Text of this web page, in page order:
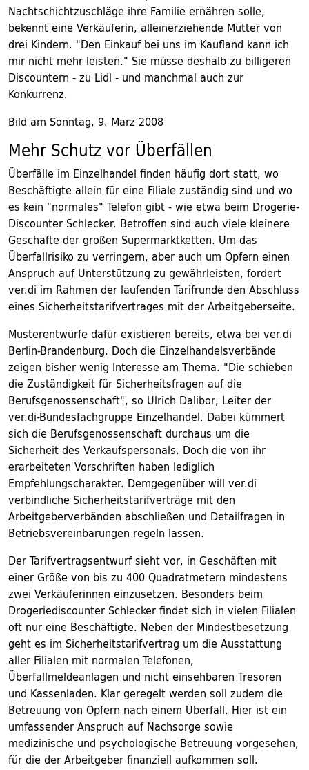
Nachtschichtzuschläge ihre Familie ernähren solle,
bekennt eine Verkäuferin, alleinerziehende Mutter von
drei Kindern. "Den Einkauf bei uns im Kaufland kann ich
mir nicht mehr leisten." Sie müsse deshalb zu billigeren
Discountern - zu Lidl - und manchmal auch zur
Konkurrenz.
Bild am Sonntag, 9. März 2008
Mehr Schutz vor Überfällen
Überfälle im Einzelhandel finden häufig dort statt, wo
Beschäftigte allein für eine Filiale zuständig sind und wo
es kein "normales" Telefon gibt - wie etwa beim Drogerie-
Discounter Schlecker. Betroffen sind auch viele kleinere
Geschäfte der großen Supermarktketten. Um das
Überfallrisiko zu verringern, aber auch um Opfern einen
Anspruch auf Unterstützung zu gewährleisten, fordert
ver.di im Rahmen der laufenden Tarifrunde den Abschluss
eines Sicherheitstarifvertrages mit der Arbeitgeberseite.
Musterentwürfe dafür existieren bereits, etwa bei ver.di
Berlin-Brandenburg. Doch die Einzelhandelsverbände
zeigen bisher wenig Interesse am Thema. "Die schieben
die Zuständigkeit für Sicherheitsfragen auf die
Berufsgenossenschaft", so Ulrich Dalibor, Leiter der
ver.di-Bundesfachgruppe Einzelhandel. Dabei kümmert
sich die Berufsgenossenschaft durchaus um die
Sicherheit des Verkaufspersonals. Doch die von ihr
erarbeiteten Vorschriften haben lediglich
Empfehlungscharakter. Demgegenüber will ver.di
verbindliche Sicherheitstarifverträge mit den
Arbeitgeberverbänden abschließen und Detailfragen in
Betriebsvereinbarungen regeln lassen.
Der Tarifvertragsentwurf sieht vor, in Geschäften mit
einer Größe von bis zu 400 Quadratmetern mindestens
zwei Verkäuferinnen einzusetzen. Besonders beim
Drogeriediscounter Schlecker findet sich in vielen Filialen
oft nur eine Beschäftigte. Neben der Mindestbesetzung
geht es im Sicherheitstarifvertrag um die Ausstattung
aller Filialen mit normalen Telefonen,
Überfallmeldeanlagen und nicht einsehbaren Tresoren
und Kassenladen. Klar geregelt werden soll zudem die
Betreuung von Opfern nach einem Überfall. Hier ist ein
umfassender Anspruch auf Nachsorge sowie
medizinische und psychologische Betreuung vorgesehen,
für die der Arbeitgeber finanziell aufkommen soll.